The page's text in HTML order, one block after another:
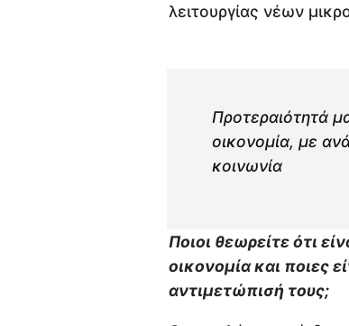
λειτουργίας νέων
Προτεραιότητά
οικονομία, με
κοινωνία
Ποιοι θεωρείτε ότι
οικονομία και ποιες
αντιμετώπισή τους;